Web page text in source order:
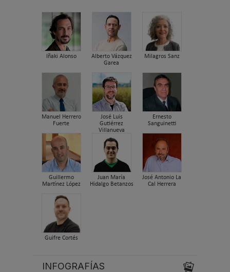
Iñaki Alonso
Alberto Vázquez
Garea
Milagros Sanz
Manuel Herrero
Fuerte
José Luis
Gutiérrez
Villanueva
Ernesto
Sanguinetti
Guillermo
Martínez López
Juan María
Hidalgo Betanzos
José Antonio La
Cal Herrera
Guifre Cortés
INFOGRAFÍAS